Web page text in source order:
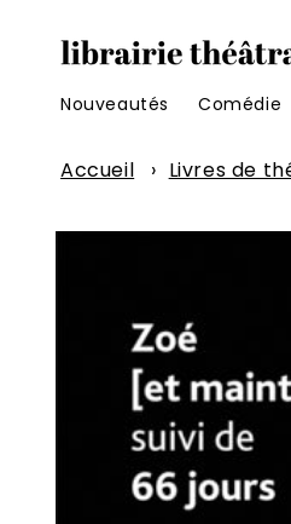
contenu
Nouveautés Comédie
Accueil › Livres de
Passer aux